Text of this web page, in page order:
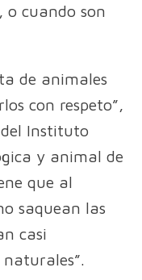
o cuando son
de animales
con respeto”,
Instituto
y animal de
que al
saquean las
casi